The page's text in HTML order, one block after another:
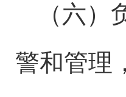
（六
警和管理